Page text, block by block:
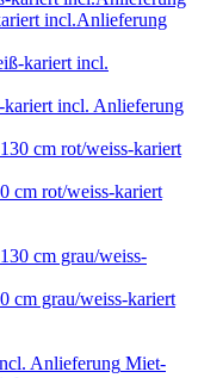
incl.Anlieferung
kariert incl. Anlieferung
cm rot/weiss-kariert
cm grau/weiss-kariert
Miet-